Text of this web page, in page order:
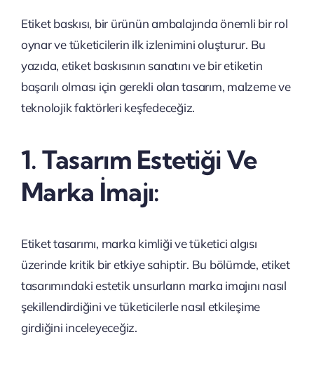
Etiket baskısı, bir ürünün ambalajında önemli bir rol
oynar ve tüketicilerin ilk izlenimini oluşturur. Bu
yazıda, etiket baskısının sanatını ve bir etiketin
başarılı olması için gerekli olan tasarım, malzeme ve
teknolojik faktörleri keşfedeceğiz.
1. Tasarım Estetiği Ve
Marka İmajı:
Etiket tasarımı, marka kimliği ve tüketici algısı
üzerinde kritik bir etkiye sahiptir. Bu bölümde, etiket
tasarımındaki estetik unsurların marka imajını nasıl
şekillendirdiğini ve tüketicilerle nasıl etkileşime
girdiğini inceleyeceğiz.